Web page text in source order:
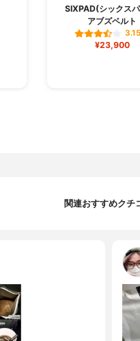
SIXPAD(シックス
アブズベルト
3.15
¥23,900
関連おすすめクチ